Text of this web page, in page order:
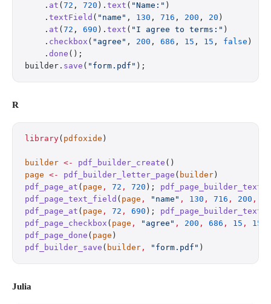
    .
at ( 72 , 720 ). text ( "Name:" )
    .
textField ( "name" , 130 , 716 , 200 , 20 )
    .
at ( 72 , 690 ). text ( "I agree to terms:" )
    .
checkbox ( "agree" , 200 , 686 , 15 , 15 , false )
    .
done ();
builder. save ( "form.pdf" );
R
library( pdfoxide )
builder <- pdf_builder_create ()
page <- pdf_builder_letter_page ( builder )
pdf_page_at ( page , 72 , 720 ); pdf_page_builder_text
pdf_page_text_field ( page , "name" , 130 , 716 , 200 ,
pdf_page_at ( page , 72 , 690 ); pdf_page_builder_text
pdf_page_checkbox ( page , "agree" , 200 , 686 , 15 , 15
pdf_page_done ( page )
pdf_builder_save ( builder , "form.pdf" )
Julia